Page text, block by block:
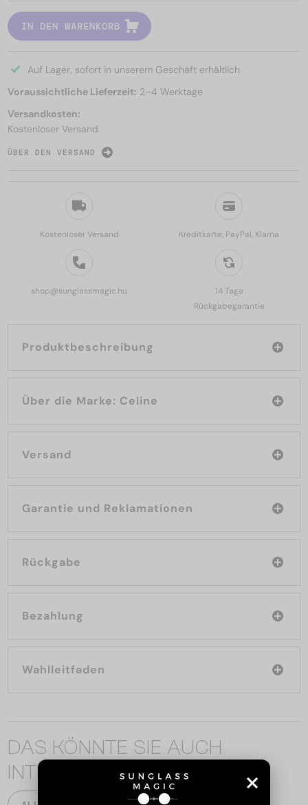
Kostenloser Versand Kreditkarte, PayPal, Klarna
shop@sunglassmagic.hu
14 Tage
Rückgabegarantie
Produktbeschreibung
Über die Marke: Celine
Versand
Garantie und Reklamationen
Rückgabe
Bezahlung
Wahlleitfaden
IN DEN WARENKORB
Auf Lager, sofort in unserem Geschäft erhältlich
Voraussichtliche Lieferzeit: 2–4 Werktage
Versandkosten:
Kostenloser Versand
ÜBER DEN VERSAND
DAS KÖNNTE SIE AUCH
INTERESSIEREN